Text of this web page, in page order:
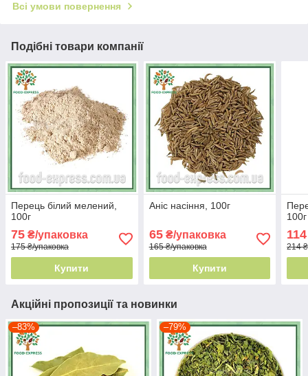
Всі умови повернення
Подібні товари компанії
Перець білий мелений,
100г
75 ₴/упаковка
175 ₴/упаковка
Купити
Аніс насіння, 100г
65₴/упаковка
165 ₴/упаковка
Купити
100г
114
214
Акційні пропозиції та новинки
–83% –79%